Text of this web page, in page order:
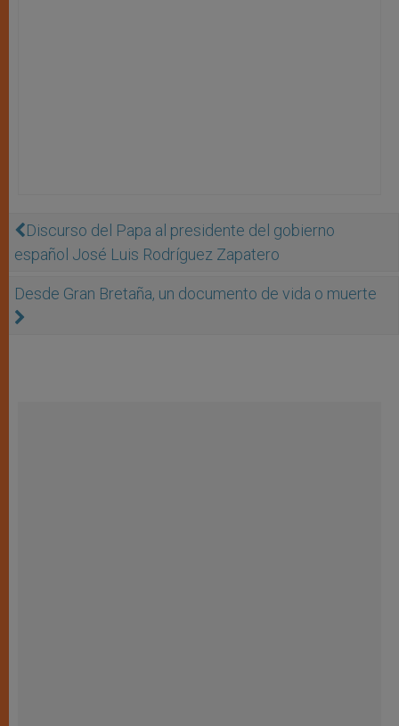
Discurso del Papa al presidente del gobierno
español José Luis Rodríguez Zapatero
Desde Gran Bretaña, un documento de vida o muerte